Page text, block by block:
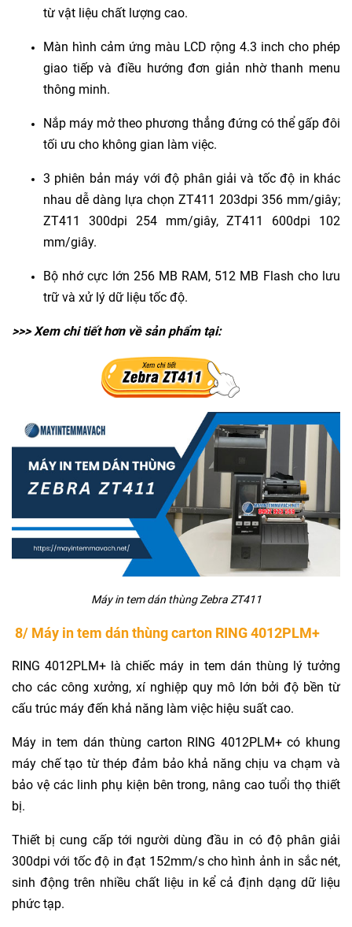
từ vật liệu chất lượng cao.
Màn hình cảm ứng màu LCD rộng 4.3 inch cho phép
giao tiếp và điều hướng đơn giản nhờ thanh menu
thông minh.
Nắp máy mở theo phương thẳng đứng có thể gấp đôi
tối ưu cho không gian làm việc.
3 phiên bản máy với độ phân giải và tốc độ in khác
nhau dễ dàng lựa chọn ZT411 203dpi 356 mm/giây;
ZT411 300dpi 254 mm/giây, ZT411 600dpi 102
mm/giây.
Bộ nhớ cực lớn 256 MB RAM, 512 MB Flash cho lưu
trữ và xử lý dữ liệu tốc độ.
>>> Xem chi tiết hơn về sản phẩm tại:
Máy in tem dán thùng Zebra ZT411
8/ Máy in tem dán thùng carton RING 4012PLM+
RING 4012PLM+ là chiếc máy in tem dán thùng lý tưởng
cho các công xưởng, xí nghiệp quy mô lớn bởi độ bền từ
cấu trúc máy đến khả năng làm việc hiệu suất cao.
Máy in tem dán thùng carton RING 4012PLM+ có khung
máy chế tạo từ thép đảm bảo khả năng chịu va chạm và
bảo vệ các linh phụ kiện bên trong, nâng cao tuổi thọ thiết
bị.
Thiết bị cung cấp tới người dùng đầu in có độ phân giải
300dpi với tốc độ in đạt 152mm/s cho hình ảnh in sắc nét,
sinh động trên nhiều chất liệu in kể cả định dạng dữ liệu
phức tạp.